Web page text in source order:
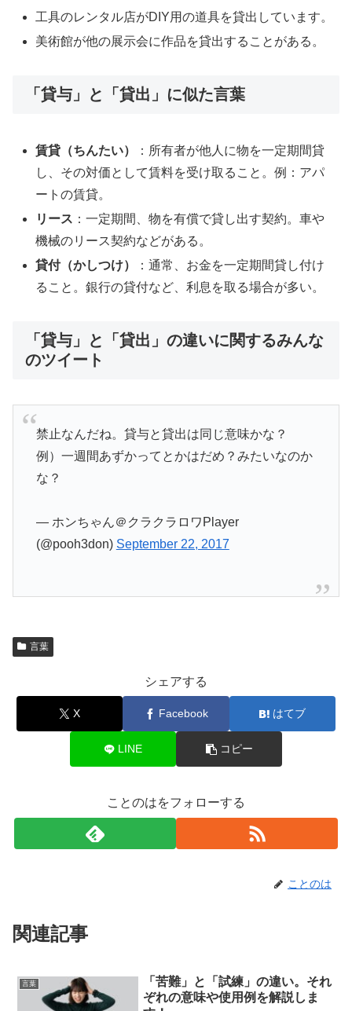
工具のレンタル店がDIY用の道具を貸出しています。
美術館が他の展示会に作品を貸出することがある。
「貸与」と「貸出」に似た言葉
賃貸（ちんたい）
：所有者が他人に物を一定期間貸
し、その対価として賃料を受け取ること。例：アパ
ートの賃貸。
リース ：一定期間、物を有償で貸し出す契約。車や
機械のリース契約などがある。
貸付（かしつけ）
：通常、お金を一定期間貸し付け
ること。銀行の貸付など、利息を取る場合が多い。
「貸与」と「貸出」の違いに関するみんな
のツイート
禁止なんだね。貸与と貸出は同じ意味かな？
例）一週間あずかってとかはだめ？みたいなのか
な？
— ホンちゃん＠クラクラロワPlayer
(@pooh3don) September 22, 2017
言葉
シェアする
X Facebook はてブ
LINE コピー
ことのはをフォローする
ことのは
関連記事
言葉
「苦難」と「試練」の違い。それ
ぞれの意味や使用例を解説しま